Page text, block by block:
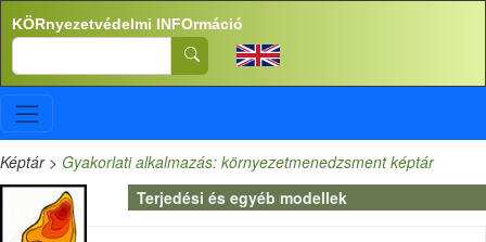
Ugrás a tartalomra
KÖRnyezetvédelmi INFOrmáció
Search
Képtár> Gyakorlati alkalmazás: környezetmenedzsment képtár
Terjedési és egyéb modellek